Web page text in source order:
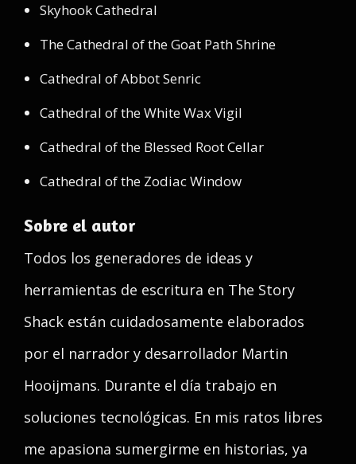
Skyhook Cathedral
The Cathedral of the Goat Path Shrine
Cathedral of Abbot Senric
Cathedral of the White Wax Vigil
Cathedral of the Blessed Root Cellar
Cathedral of the Zodiac Window
Sobre el autor
Todos los generadores de ideas y
herramientas de escritura en The Story
Shack están cuidadosamente elaborados
por el narrador y desarrollador Martin
Hooijmans. Durante el día trabajo en
soluciones tecnológicas. En mis ratos libres
me apasiona sumergirme en historias, ya